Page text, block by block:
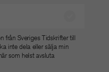
från Sveriges Tidskrifter till
inte dela eller sälja min
som helst avsluta